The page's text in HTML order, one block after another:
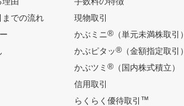
までの流れ
現物取引
かぶミニ®（単元未満株取引）
かぶピタッ®（金額指定取引）
かぶツミ ®（国内株式積立）
信用取引
らくらく優待取引 ™